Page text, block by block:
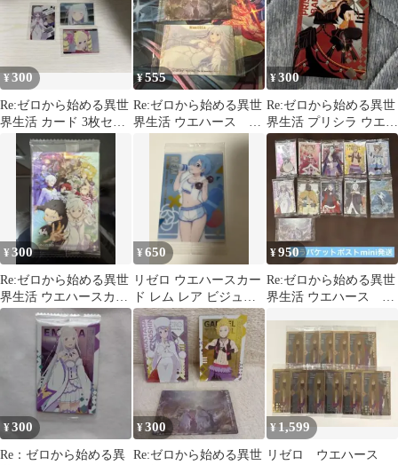
¥300
Re:ゼロから始める異世
界生活 カード 3枚セッ
¥555
Re:ゼロから始める異世
界生活 ウエハース ま
¥300
Re:ゼロから始める異世
界生活 プリシラ ウエハ
ース
¥300
Re:ゼロから始める異世
界生活 ウエハースカー
ド 第3弾 未開封
¥650
リゼロ ウエハースカー
ド レム レア ビジュア
ルカード
¥950
Re:ゼロから始める異世
界生活 ウエハース 11
¥300
Re：ゼロから始める異
¥300
Re:ゼロから始める異世
¥ 1,599
リゼロ ウエハース